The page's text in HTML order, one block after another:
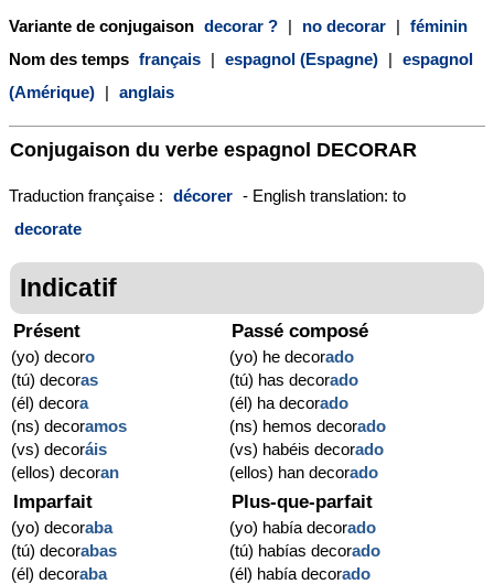
Variante de conjugaison decorar ? | no decorar | féminin
Nom des temps français | espagnol (Espagne) | espagnol
(Amérique) | anglais
Conjugaison du verbe espagnol DECORAR
Traduction française : décorer - English translation: to
decorate
Indicatif
Présent
(yo) decoro
(tú) decoras
(él) decora
(ns) decoramos
(vs) decoráis
(ellos) decoran
Passé composé
(yo) he decorado
(tú) has decorado
(él) ha decorado
(ns) hemos decorado
(vs) habéis decorado
(ellos) han decorado
Imparfait
(yo) decoraba
(tú) decorabas
(él) decoraba
Plus-que-parfait
(yo) había decorado
(tú) habías decorado
(él) había decorado